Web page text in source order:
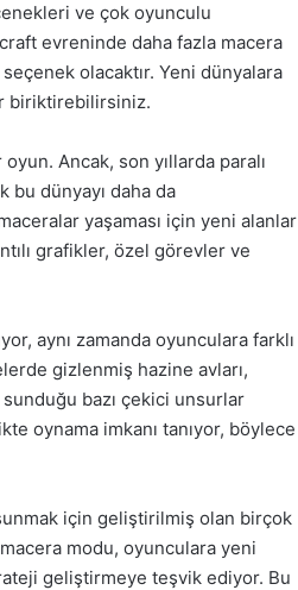
ve çok oyunculu
evreninde daha fazla macera
olacaktır. Yeni dünyalara
biriktirebilirsiniz.
Ancak, son yıllarda paralı
bu dünyayı daha da
yaşaması için yeni alanlar
grafikler, özel görevler ve
aynı zamanda oyunculara farklı
gizlenmiş hazine avları,
bazı çekici unsurlar
oynama imkanı tanıyor, böylece
için geliştirilmiş olan birçok
modu, oyunculara yeni
geliştirmeye teşvik ediyor. Bu